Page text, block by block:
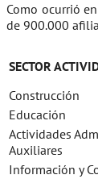
Como ocurrió
de 900.000
SECTOR
Construcción
Educación
Actividades
Auxiliares
Información y